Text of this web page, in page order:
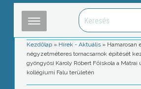
Kezdőlap » Hírek - Aktuális » Hamarosan
négyzetméteres tornacsarnok építését
gyöngyösi Károly Róbert Főiskola a Mátrai
kollégiumi Falu területén